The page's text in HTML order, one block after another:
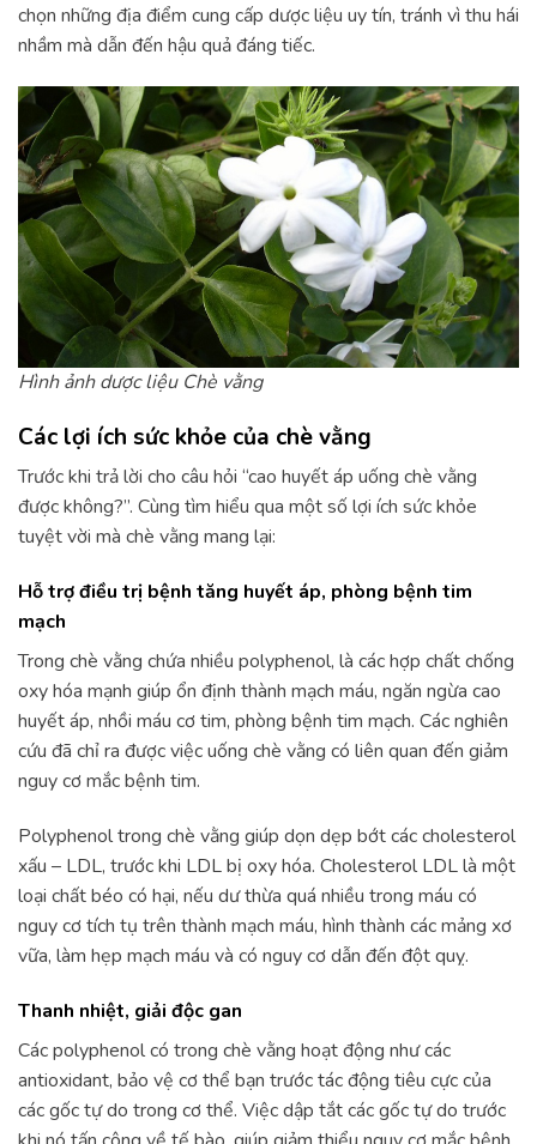
chọn những địa điểm cung cấp dược liệu uy tín, tránh vì thu hái
nhầm mà dẫn đến hậu quả đáng tiếc.
Hình ảnh dược liệu Chè vằng
Các lợi ích sức khỏe của chè vằng
Trước khi trả lời cho câu hỏi “cao huyết áp uống chè vằng
được không?”. Cùng tìm hiểu qua một số lợi ích sức khỏe
tuyệt vời mà chè vằng mang lại:
Hỗ trợ điều trị bệnh tăng huyết áp, phòng bệnh tim
mạch
Trong chè vằng chứa nhiều polyphenol, là các hợp chất chống
oxy hóa mạnh giúp ổn định thành mạch máu, ngăn ngừa cao
huyết áp, nhồi máu cơ tim, phòng bệnh tim mạch. Các nghiên
cứu đã chỉ ra được việc uống chè vằng có liên quan đến giảm
nguy cơ mắc bệnh tim.
Polyphenol trong chè vằng giúp dọn dẹp bớt các cholesterol
xấu – LDL, trước khi LDL bị oxy hóa. Cholesterol LDL là một
loại chất béo có hại, nếu dư thừa quá nhiều trong máu có
nguy cơ tích tụ trên thành mạch máu, hình thành các mảng xơ
vữa, làm hẹp mạch máu và có nguy cơ dẫn đến đột quỵ.
Thanh nhiệt, giải độc gan
Các polyphenol có trong chè vằng hoạt động như các
antioxidant, bảo vệ cơ thể bạn trước tác động tiêu cực của
các gốc tự do trong cơ thể. Việc dập tắt các gốc tự do trước